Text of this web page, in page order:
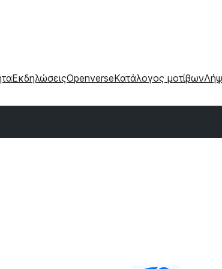
ΕκδηλώσειςOpenverseΚατάλογος μοτίβων